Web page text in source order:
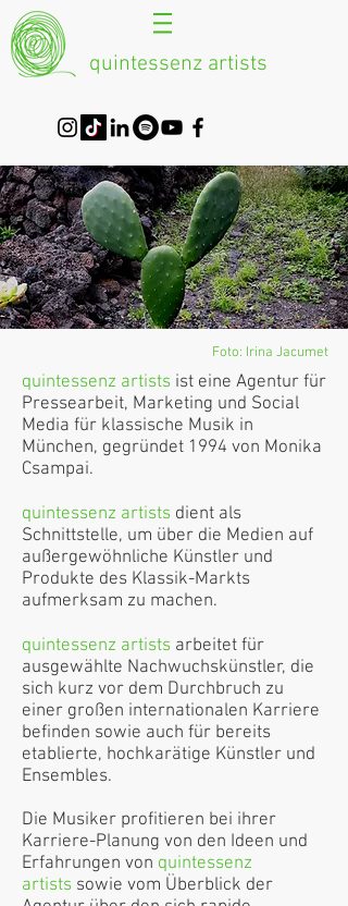
quintessenz artists
Foto: Irina Jacumet
quintessenz artists ist eine Agentur für
Pressearbeit, Marketing und Social
Media für klassische Musik in
München, gegründet 1994 von Monika
Csampai.
quintessenz artists dient als
Schnittstelle, um über die Medien auf
außergewöhnliche Künstler und
Produkte des Klassik-Markts
aufmerksam zu machen.
quintessenz artists arbeitet für
ausgewählte Nachwuchskünstler, die
sich kurz vor dem Durchbruch zu
einer großen internationalen Karriere
befinden sowie auch für bereits
etablierte, hochkarätige Künstler und
Ensembles.
Die Musiker profitieren bei ihrer
Karriere-Planung von den Ideen und
Erfahrungen von quintessenz
artists sowie vom Überblick der